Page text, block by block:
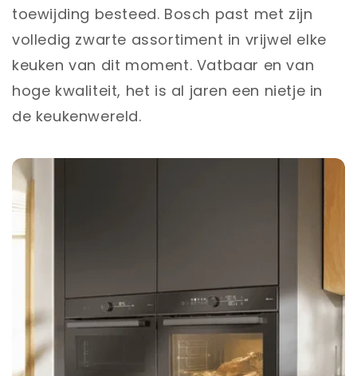
toewijding besteed. Bosch past met zijn
volledig zwarte assortiment in vrijwel elke
keuken van dit moment. Vatbaar en van
hoge kwaliteit, het is al jaren een nietje in
de keukenwereld.